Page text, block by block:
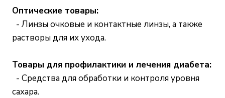
Оптические товары:
- Линзы очковые и контактные линзы, а также
растворы для их ухода.
Товары для профилактики и лечения диабета:
- Средства для обработки и контроля уровня
сахара.